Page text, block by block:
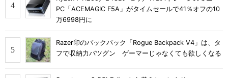
PC「ACEMAGIC F5A」がタイムセールで41％オフの10
万6998円に
Razer印のバックパック「Rogue Backpack V4」は、タ
フで収納力バツグン ゲーマーじゃなくても欲しくなる